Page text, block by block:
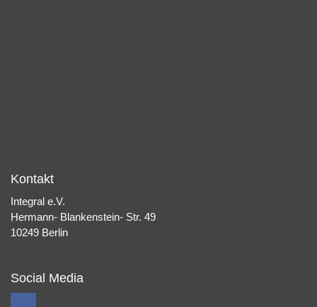
Kontakt
Integral e.V.
Hermann- Blankenstein- Str. 49
10249 Berlin
Social Media